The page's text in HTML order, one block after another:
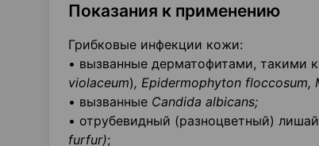
Показания к применению
Грибковые инфекции кожи:
• вызванные дерматофитами, такими
violaceum), Epidermophyton floccosum,
• вызванные Candida albicans;
• отрубевидный (разноцветный) лишай (
furfur);